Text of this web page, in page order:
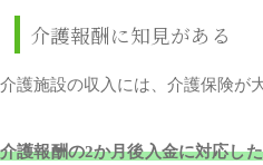
介護報酬に知見がある
介護施設の収入には、介護保険が
介護報酬の2か月後入金に対応し